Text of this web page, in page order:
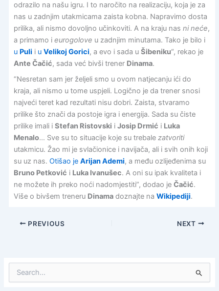
odrazilo na našu igru. I to naročito na realizaciju, koja je za
nas u zadnjim utakmicama zaista kobna. Napravimo dosta
prilika, ali nismo dovoljno učinkoviti. A na kraju nas ni neće,
a primamo i eurogolove u zadnjim minutama. Tako je bilo i
u Puli i u Velikoj Gorici, a evo i sada u Šibeniku“, rekao je
Ante Čačić, sada već bivši trener Dinama.
“Nesretan sam jer željeli smo u ovom natjecanju ići do
kraja, ali nismo u tome uspjeli. Logično je da trener snosi
najveći teret kad rezultati nisu dobri. Zaista, stvaramo
prilike što znači da postoje igra i energija. Sada su čiste
prilike imali i Stefan Ristovski i Josip Drmić i Luka
Menalo… Sve su to situacije koje su trebale zatvoriti
utakmicu. Žao mi je svlačionice i navijača, ali i svih onih koji
su uz nas. Otišao je Arijan Ademi, a među ozlijeđenima su
Bruno Petković i Luka Ivanušec. A oni su ipak kvaliteta i
ne možete ih preko noći nadomjestiti”, dodao je Čačić.
Više o bivšem treneru Dinamadoznajte na Wikipediji.
PREVIOUS NEXT